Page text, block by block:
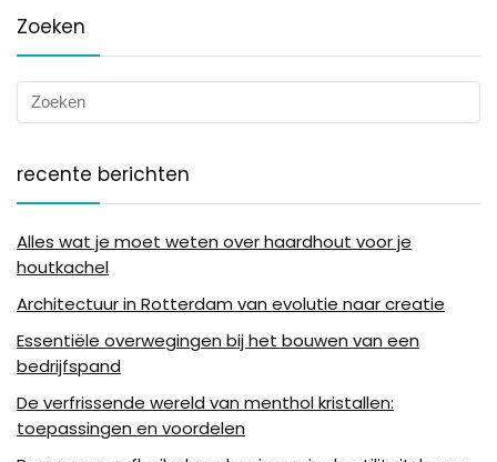
Zoeken
recente berichten
Alles wat je moet weten over haardhout voor je
houtkachel
Architectuur in Rotterdam van evolutie naar creatie
Essentiële overwegingen bij het bouwen van een
bedrijfspand
De verfrissende wereld van menthol kristallen:
toepassingen en voordelen